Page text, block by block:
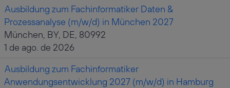
Ausbildung zum Fachinformatiker Daten &
Prozessanalyse (m/w/d) in München 2027
München, BY, DE, 80992
1 de ago. de 2026
Ausbildung zum Fachinformatiker
Anwendungsentwicklung 2027 (m/w/d) in Hamburg